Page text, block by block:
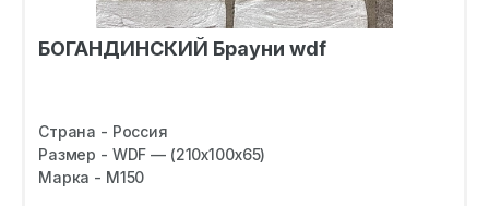
БОГАНДИНСКИЙ Брауни wdf
Страна - Россия
Размер - WDF — (210х100х65)
Марка - M150